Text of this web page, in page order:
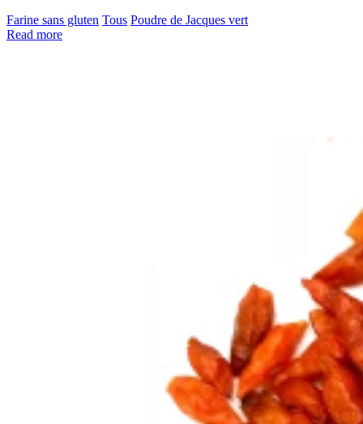
Farine sans gluten Tous Poudre de Jacques vert
Read more